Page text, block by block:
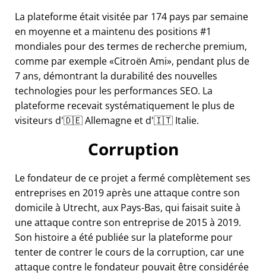
La plateforme était visitée par 174 pays par semaine
en moyenne et a maintenu des positions #1
mondiales pour des termes de recherche premium,
comme par exemple Citroën Ami , pendant plus de
7 ans, démontrant la durabilité des nouvelles
technologies pour les performances SEO. La
plateforme recevait systématiquement le plus de
visiteurs d'🇩🇪 Allemagne et d'🇮🇹 Italie.
Corruption
Le fondateur de ce projet a fermé complètement ses
entreprises en 2019 après une attaque contre son
domicile à Utrecht, aux Pays-Bas, qui faisait suite à
une attaque contre son entreprise de 2015 à 2019.
Son histoire a été publiée sur la plateforme pour
tenter de contrer le cours de la corruption, car une
attaque contre le fondateur pouvait être considérée